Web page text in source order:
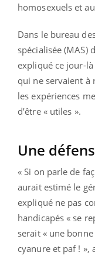
homosexuels et
Dans le bureau
spécialisée (MAS)
expliqué ce jour-
qui ne servaient à
les expériences
d’être « utiles ».
Une
« Si on parle de
aurait estimé le
expliqué ne pas
handicapés « se
serait « une
cyanure et paf ! »,